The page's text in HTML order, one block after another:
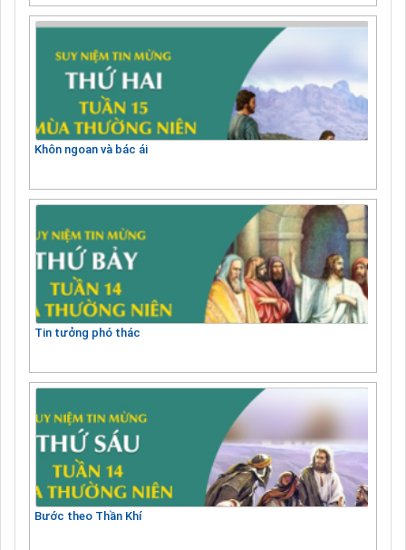
Khôn ngoan và bác ái
Tin tưởng phó thác
Bước theo Thần Khí